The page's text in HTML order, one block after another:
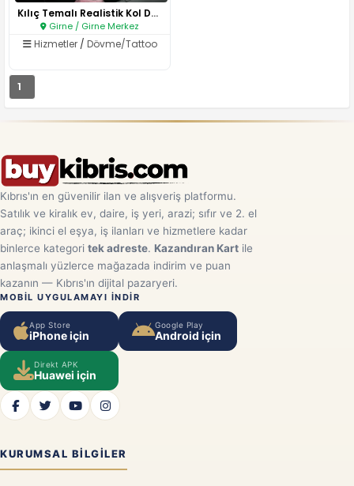
Kılıç Temalı Realistik Kol Döv..
Girne / Girne Merkez
Hizmetler/ Dövme/Tattoo
1
Kıbrıs'ın en güvenilir ilan ve alışveriş platformu.
Satılık ve kiralık ev, daire, iş yeri, arazi; sıfır ve 2. el
araç; ikinci el eşya, iş ilanları ve hizmetlere kadar
binlerce kategori tek adreste. Kazandıran Kart ile
anlaşmalı yüzlerce mağazada indirim ve puan
kazanın — Kıbrıs'ın dijital pazaryeri.
MOBIL UYGULAMAYI INDIR
App Store
iPhone için
Google Play
Android için
Direkt APK
Huawei için
KURUMSAL BILGILER